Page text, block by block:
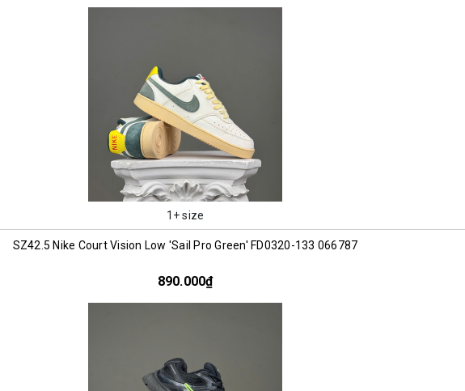
1+ size
SZ42.5 Nike Court Vision Low 'Sail Pro Green' FD0320-133 066787
890.000₫